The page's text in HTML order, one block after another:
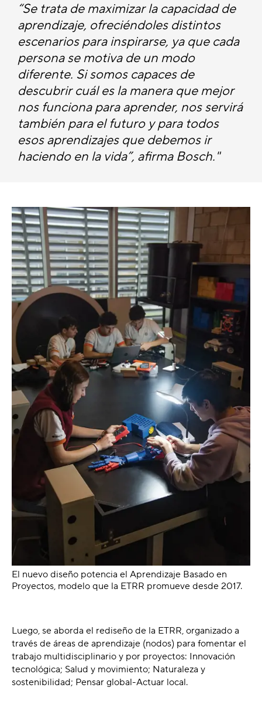
“Se trata de maximizar la capacidad de
aprendizaje, ofreciéndoles distintos
escenarios para inspirarse, ya que cada
persona se motiva de un modo
diferente. Si somos capaces de
descubrir cuál es la manera que mejor
nos funciona para aprender, nos servirá
también para el futuro y para todos
esos aprendizajes que debemos ir
haciendo en la vida”, afirma Bosch."
El nuevo diseño potencia el Aprendizaje Basado en
Proyectos, modelo que la ETRR promueve desde 2017.
Luego, se aborda el rediseño de la ETRR, organizado a
través de áreas de aprendizaje (nodos) para fomentar el
trabajo multidisciplinario y por proyectos: Innovación
tecnológica; Salud y movimiento; Naturaleza y
sostenibilidad; Pensar global-Actuar local.